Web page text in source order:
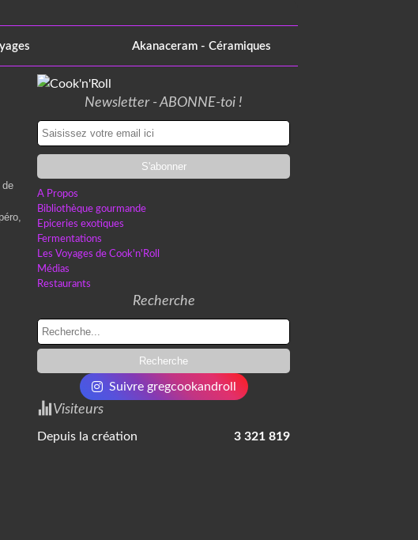
Akanaceram - Céramiques
de
Newsletter - ABONNE-toi !
A Propos
Bibliothèque gourmande
Epiceries exotiques
Fermentations
Les Voyages de Cook'n'Roll
Médias
Restaurants
Recherche
Suivre gregcookandroll
Visiteurs
Depuis la création 3 321 819